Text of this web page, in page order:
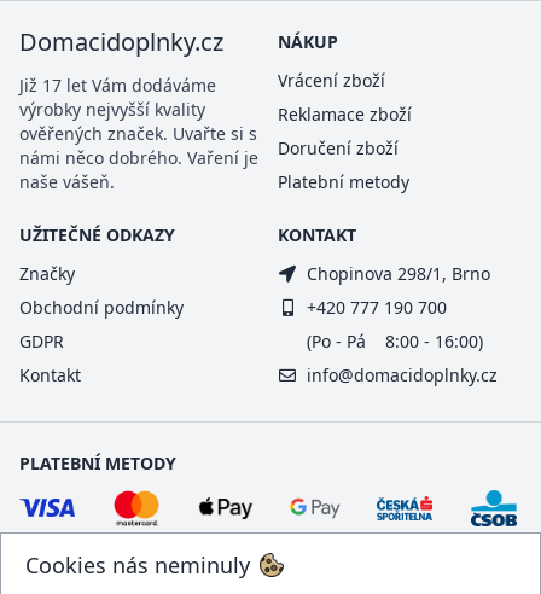
Cookies nás neminuly
Domacidoplnky.cz
Již 17 let Vám dodáváme
výrobky nejvyšší kvality
ověřených značek. Uvařte si s
námi něco dobrého. Vaření je
naše vášeň.
NÁKUP
Vrácení zboží
Reklamace zboží
Doručení zboží
Platební metody
UŽITEČNÉ ODKAZY
Značky
Obchodní podmínky
GDPR
Kontakt
KONTAKT
Chopinova 298/1, Brno
+420 777 190 700
(Po - Pá 8:00 - 16:00)
info@domacidoplnky.cz
PLATEBNÍ METODY